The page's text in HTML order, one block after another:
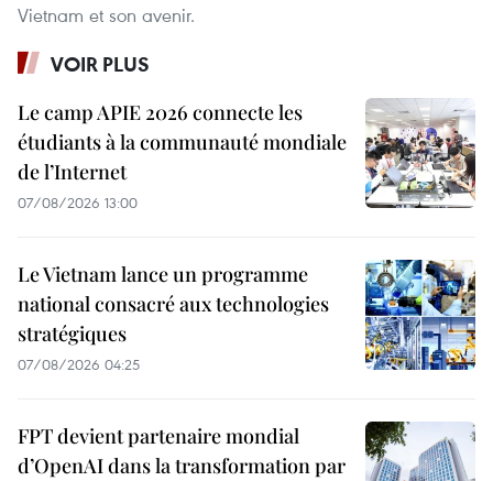
Vietnam et son avenir.
VOIR PLUS
Le camp APIE 2026 connecte les
étudiants à la communauté mondiale
de l’Internet
07/08/2026 13:00
Le Vietnam lance un programme
national consacré aux technologies
stratégiques
07/08/2026 04:25
FPT devient partenaire mondial
d’OpenAI dans la transformation par